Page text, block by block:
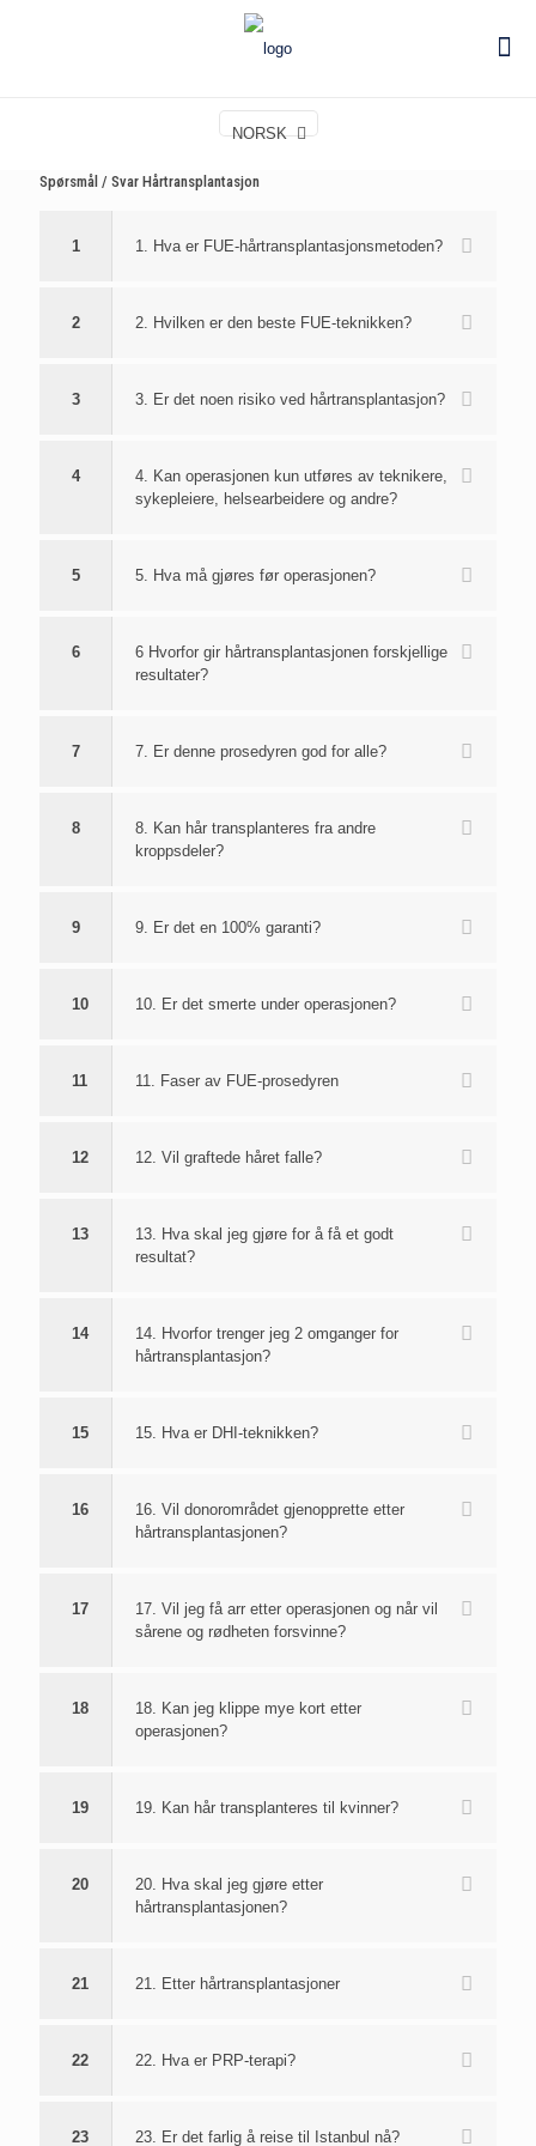
NORSK
Spørsmål / Svar Hårtransplantasjon
1 1. Hva er FUE-hårtransplantasjonsmetoden?
2 2. Hvilken er den beste FUE-teknikken?
3 3. Er det noen risiko ved hårtransplantasjon?
4
4. Kan operasjonen kun utføres av teknikere,
sykepleiere, helsearbeidere og andre?
5 5. Hva må gjøres før operasjonen?
6
6 Hvorfor gir hårtransplantasjonen forskjellige
resultater?
7 7. Er denne prosedyren god for alle?
8
8. Kan hår transplanteres fra andre
kroppsdeler?
9 9. Er det en 100% garanti?
10 10. Er det smerte under operasjonen?
11 11. Faser av FUE-prosedyren
12 12. Vil graftede håret falle?
13
13. Hva skal jeg gjøre for å få et godt
resultat?
14
14. Hvorfor trenger jeg 2 omganger for
hårtransplantasjon?
15 15. Hva er DHI-teknikken?
16
16. Vil donorområdet gjenopprette etter
hårtransplantasjonen?
17
17. Vil jeg få arr etter operasjonen og når vil
sårene og rødheten forsvinne?
18
18. Kan jeg klippe mye kort etter
operasjonen?
19 19. Kan hår transplanteres til kvinner?
20
20. Hva skal jeg gjøre etter
hårtransplantasjonen?
21 21. Etter hårtransplantasjoner
22 22. Hva er PRP-terapi?
23 23. Er det farlig å reise til Istanbul nå?